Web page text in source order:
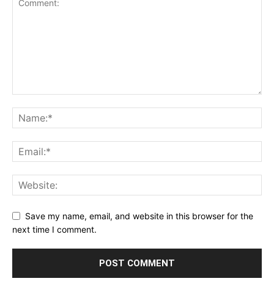
Save my name, email, and website in this browser for the
next time I comment.